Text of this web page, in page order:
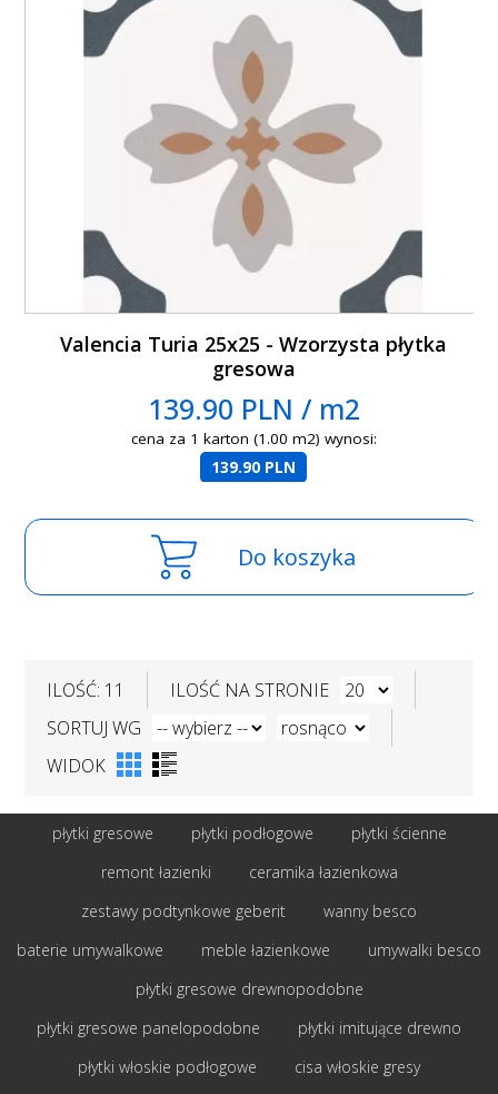
Valencia Turia 25x25 - Wzorzysta płytka
gresowa
139.90 PLN / m2
cena za 1 karton (1.00 m2) wynosi:
139.90 PLN
Do koszyka
ILOŚĆ: 11
ILOŚĆ NA STRONIE
SORTUJ WG
WIDOK
płytki gresowe płytki podłogowe
płytki ścienne
remont łazienki
ceramika łazienkowa
zestawy podtynkowe geberit
wanny besco
baterie umywalkowe
meble łazienkowe
umywalki besco
płytki gresowe drewnopodobne
płytki gresowe panelopodobne
płytki imitujące drewno
płytki włoskie podłogowe
cisa włoskie gresy